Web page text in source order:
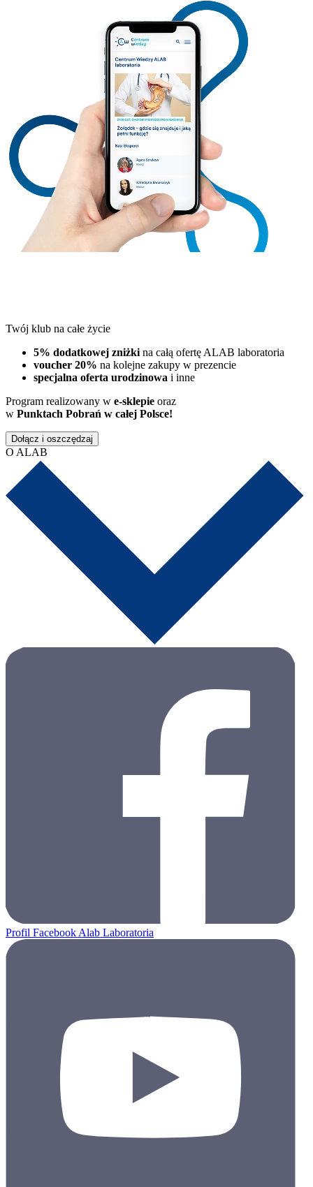
Twój klub na całe życie
5% dodatkowej zniżki na całą ofertę ALAB laboratoria
voucher 20% na kolejne zakupy w prezencie
specjalna oferta urodzinowa i inne
Program realizowany w e-sklepie oraz
w Punktach Pobrań w całej Polsce!
Dołącz i oszczędzaj
O ALAB
Profil Facebook Alab Laboratoria